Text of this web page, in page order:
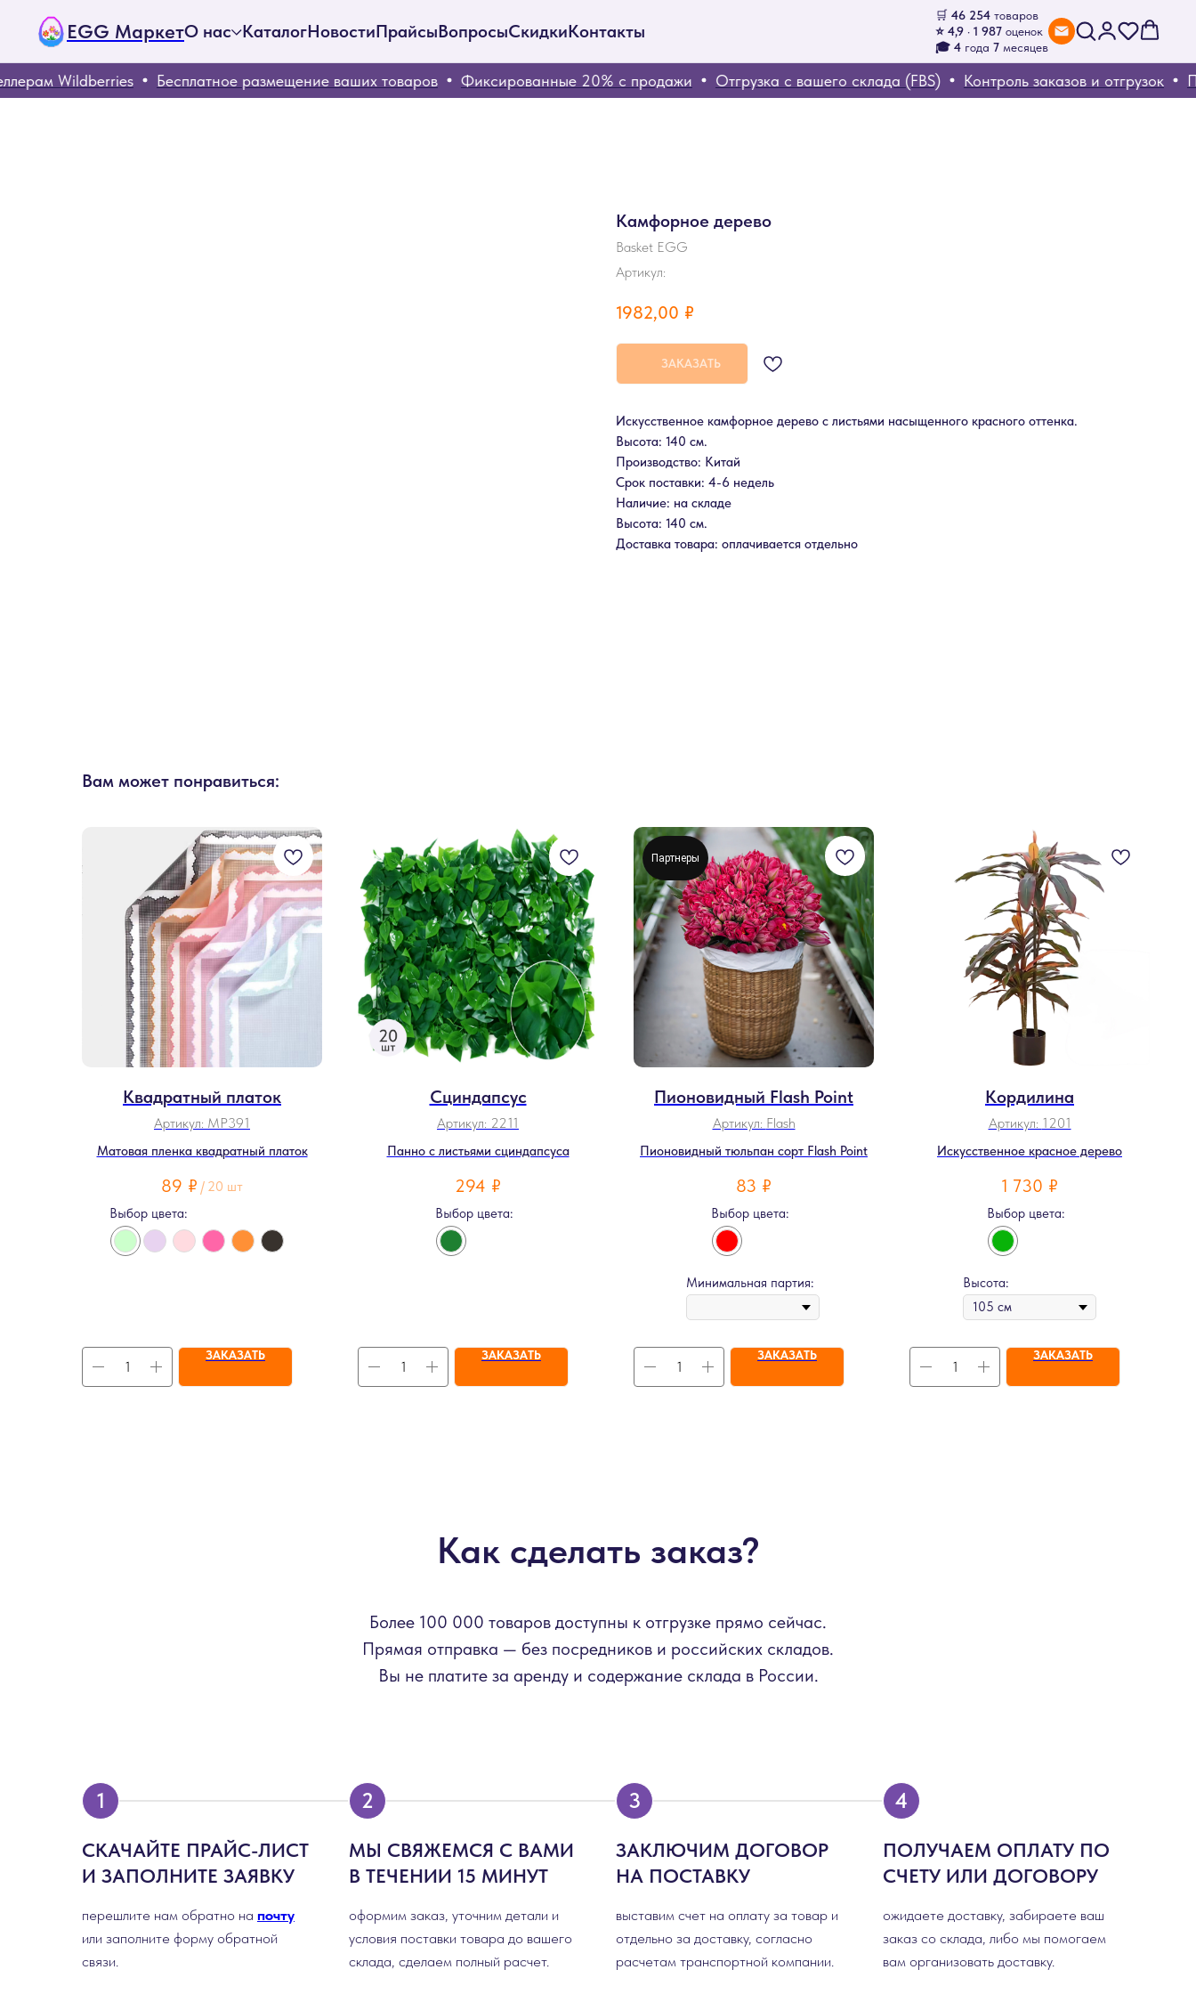
EGG МаркетО нас КаталогНовостиПрайсыВопросыСкидкиКонтакты
🛒 46 254 товаров
⭐ 4,9 · 1 987 оценок
🎓 4 года 7 месяцев
Wildberries Бесплатное размещение ваших товаров Фиксированные 20% с продажи Отгрузка с вашего склада (FBS) Контроль заказов и отгрузок
Камфорное дерево
Basket EGG
Артикул:
1982,00 ₽
ЗАКАЗАТЬ
Искусственное камфорное дерево с листьями насыщенного красного оттенка.
Высота: 140 см.
Производство: Китай
Срок поставки: 4-6 недель
Наличие: на складе
Высота: 140 см.
Доставка товара: оплачивается отдельно
Вам может понравиться:
Квадратный платок
Артикул: MP391
Матовая пленка квадратный платок
89 ₽ / 20 шт
Выбор цвета:
ЗАКАЗАТЬ
Сциндапсус
Артикул: 2211
Панно с листьями сциндапсуса
294 ₽
Выбор цвета:
ЗАКАЗАТЬ
Партнеры
Пионовидный Flash Point
Артикул: Flash
Пионовидный тюльпан сорт Flash Point
83 ₽
Выбор цвета:
Минимальная партия:
ЗАКАЗАТЬ
Кордилина
Артикул: 1201
Искусственное красное дерево
1 730 ₽
Выбор цвета:
Высота:
ЗАКАЗАТЬ
Как сделать заказ?
Более 100 000 товаров доступны к отгрузке прямо сейчас.
Прямая отправка — без посредников и российских складов.
Вы не платите за аренду и содержание склада в России.
СКАЧАЙТЕ ПРАЙС-ЛИСТ
И ЗАПОЛНИТЕ ЗАЯВКУ
перешлите нам обратно на почту
или заполните форму обратной
связи.
МЫ СВЯЖЕМСЯ С ВАМИ
В ТЕЧЕНИИ 15 МИНУТ
оформим заказ, уточним детали и
условия поставки товара до вашего
склада, сделаем полный расчет.
ЗАКЛЮЧИМ ДОГОВОР
НА ПОСТАВКУ
выставим счет на оплату за товар и
отдельно за доставку, согласно
расчетам транспортной компании.
ПОЛУЧАЕМ ОПЛАТУ ПО
СЧЕТУ ИЛИ ДОГОВОРУ
ожидаете доставку, забираете ваш
заказ со склада, либо мы помогаем
вам организовать доставку.